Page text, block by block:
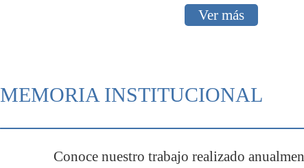
Ver más
MEMORIA INSTITUCIONAL
Conoce nuestro trabajo realizado